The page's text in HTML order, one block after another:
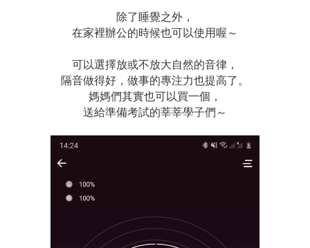
除了睡覺之外，
在家裡辦公的時候也可以使用喔～
可以選擇放或不放大自然的音律，
隔音做得好，做事的專注力也提高了。
媽媽們其實也可以買一個，
送給準備考試的莘莘學子們～